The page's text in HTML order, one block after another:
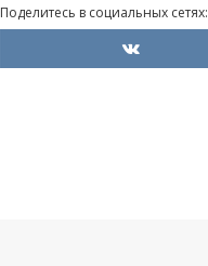
Поделитесь в социальных сетях: